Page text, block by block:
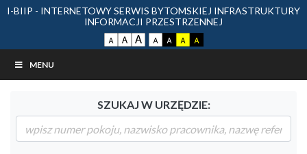
I-BIIP - INTERNETOWY SERWIS BYTOMSKIEJ INFRASTRUKTURY
INFORMACJI PRZESTRZENNEJ
MENU
SZUKAJ W URZĘDZIE: